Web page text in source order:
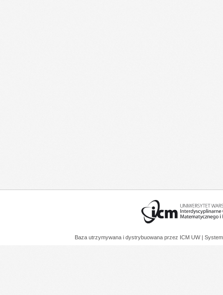
Baza utrzymywana i dystrybuowana przez ICM UW |